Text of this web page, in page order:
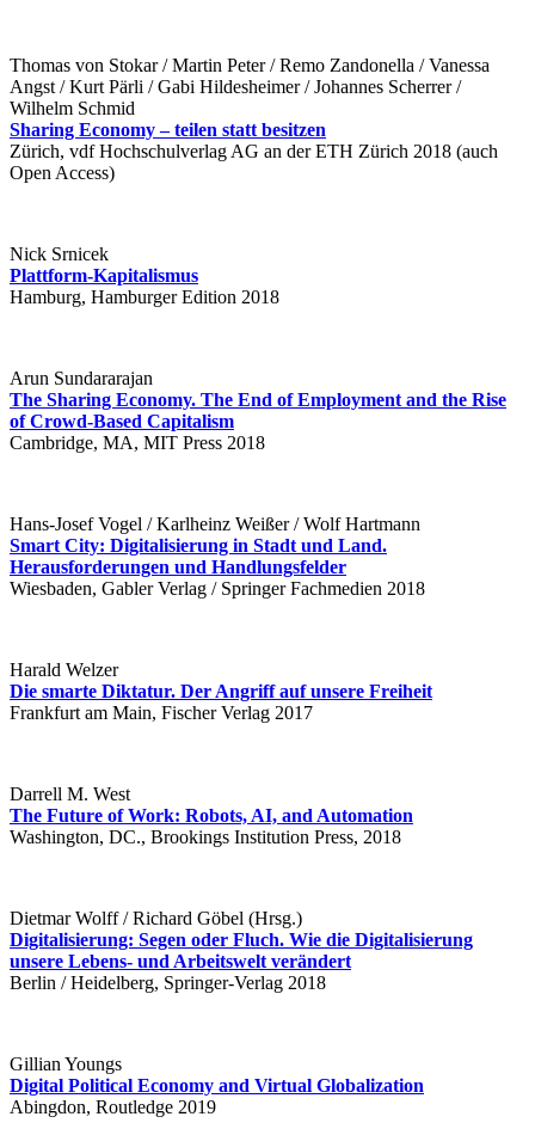
Thomas von Stokar / Martin Peter / Remo Zandonella / Vanessa
Angst / Kurt Pärli / Gabi Hildesheimer / Johannes Scherrer /
Wilhelm Schmid
Sharing Economy – teilen statt besitzen
Zürich, vdf Hochschulverlag AG an der ETH Zürich 2018 (auch
Open Access)
Nick Srnicek
Plattform-Kapitalismus
Hamburg, Hamburger Edition 2018
Arun Sundararajan
The Sharing Economy. The End of Employment and the Rise
of Crowd-Based Capitalism
Cambridge, MA, MIT Press 2018
Hans-Josef Vogel / Karlheinz Weißer / Wolf Hartmann
Smart City: Digitalisierung in Stadt und Land.
Herausforderungen und Handlungsfelder
Wiesbaden, Gabler Verlag / Springer Fachmedien 2018
Harald Welzer
Die smarte Diktatur. Der Angriff auf unsere Freiheit
Frankfurt am Main, Fischer Verlag 2017
Darrell M. West
The Future of Work: Robots, AI, and Automation
Washington, DC., Brookings Institution Press, 2018
Dietmar Wolff / Richard Göbel (Hrsg.)
Digitalisierung: Segen oder Fluch. Wie die Digitalisierung
unsere Lebens- und Arbeitswelt verändert
Berlin / Heidelberg, Springer-Verlag 2018
Gillian Youngs
Digital Political Economy and Virtual Globalization
Abingdon, Routledge 2019